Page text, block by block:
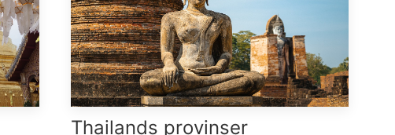
Thailands provinser